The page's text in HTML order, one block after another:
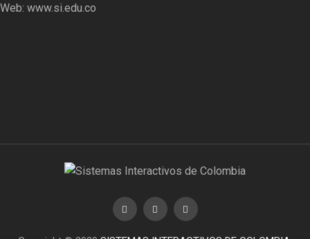
Web: www.si.edu.co